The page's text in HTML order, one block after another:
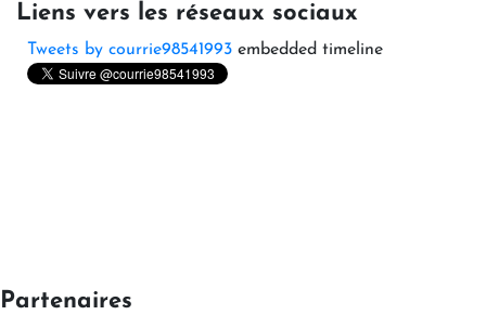
Liens vers les réseaux sociaux
Tweets by courrie98541993 embedded timeline
Partenaires